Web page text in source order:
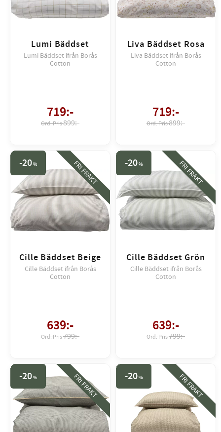
Lumi Bäddset
Lumi Bäddset ifrån Borås
Cotton
719:-
899:-
Liva Bäddset Rosa
Liva Bäddset ifrån Borås
Cotton
719:-
899:-
Cille Bäddset Beige
Cille Bäddset ifrån Borås
Cotton
639:-
799:-
20% FRI FRAKT
Cille Bäddset Grön
Cille Bäddset ifrån Borås
Cotton
639:-
799:-
20% FRI FRAKT
20% FRI FRAKT 20% FRI FRAKT